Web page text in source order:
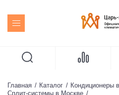
Главная Каталог
Кондиционеры
Сплит-системы в Москве